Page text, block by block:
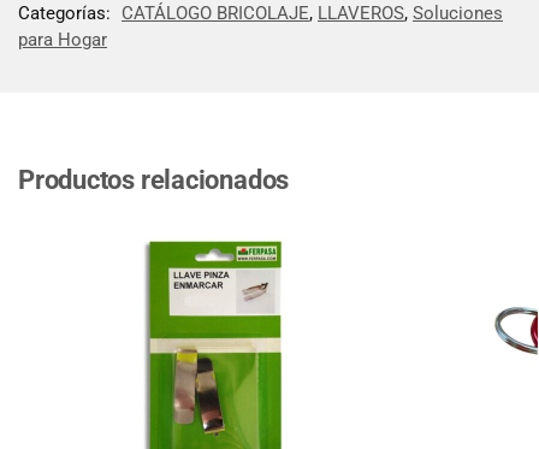
Categorías:
CATÁLOGO BRICOLAJE, LLAVEROS, Soluciones
para Hogar
Productos relacionados